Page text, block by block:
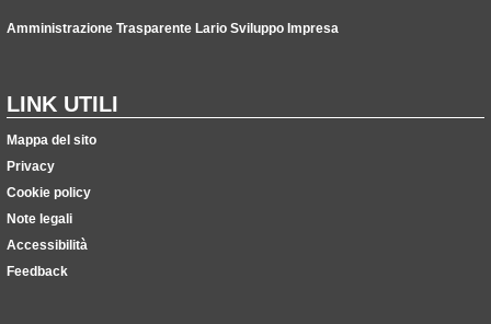
Amministrazione Trasparente Lario Sviluppo Impresa
LINK UTILI
Mappa del sito
Privacy
Cookie policy
Note legali
Accessibilità
Feedback